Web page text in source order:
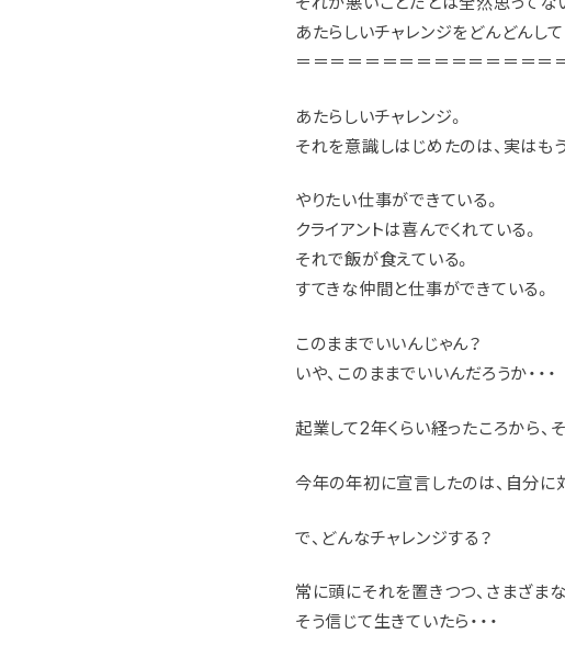
あたらしいチャレンジをどんどんして
＝＝＝＝＝＝＝＝＝＝＝＝＝＝＝
あたらしいチャレンジ。
それを意識しはじめたのは、実はも
やりたい仕事ができている。
クライアントは喜んでくれている。
それで飯が食えている。
すてきな仲間と仕事ができている。
このままでいいんじゃん？
いや、このままでいいんだろうか・・・
起業して2年くらい経ったころから、
今年の年初に宣言したのは、自分に
で、どんなチャレンジする？
常に頭にそれを置きつつ、さまざま
そう信じて生きていたら・・・